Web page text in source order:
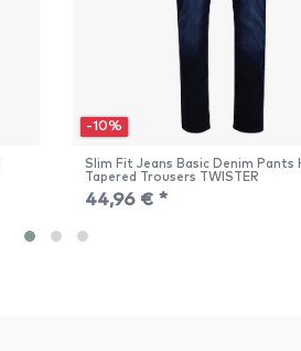
-10%
Slim Fit Jeans Basic Denim Pants
Tapered Trousers TWISTER
44,96 € *